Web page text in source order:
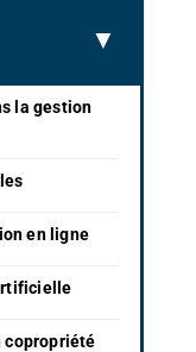
la gestion
en ligne
copropriété